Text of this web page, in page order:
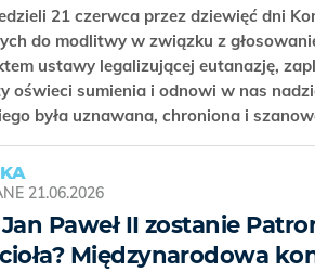
21 czerwca przez dziewięć dni
do modlitwy w związku z
ustawy legalizującej eutanazję,
oświeci sumienia i odnowi w nas
była uznawana, chroniona i
21.06.2026
Paweł II zostanie
Międzynarodowa